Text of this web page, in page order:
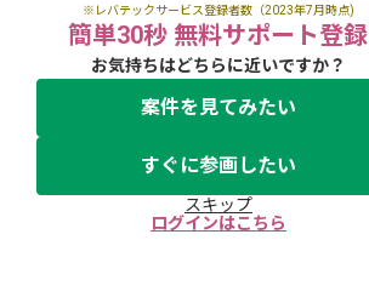
※レバテックサービス登録者数（2023年7月時点)
簡単30秒 無料サポート登録
お気持ちはどちらに近いですか？
案件を見てみたい
すぐに参画したい
スキップ
ログインはこちら